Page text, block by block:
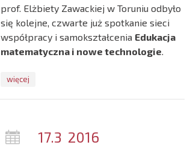
prof. Elżbiety Zawackiej w Toruniu odbyło
się kolejne, czwarte już spotkanie sieci
współpracy i samokształcenia Edukacja
matematyczna i nowe technologie.
więcej
17.3 2016